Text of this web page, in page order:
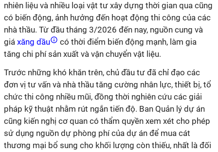
nhiên liệu và nhiều loại vật tư xây dựng thời gian qua cũng
có biến động, ảnh hưởng đến hoạt động thi công của các
nhà thầu. Từ đầu tháng 3/2026 đến nay, nguồn cung và
giá xăng dầu
có thời điểm biến động mạnh, làm gia
tăng chi phí sản xuất và vận chuyển vật liệu.
Trước những khó khăn trên, chủ đầu tư đã chỉ đạo các
đơn vị tư vấn và nhà thầu tăng cường nhân lực, thiết bị, tổ
chức thi công nhiều mũi, đồng thời nghiên cứu các giải
pháp kỹ thuật nhằm rút ngắn tiến độ. Ban Quản lý dự án
cũng kiến nghị cơ quan có thẩm quyền xem xét cho phép
sử dụng nguồn dự phòng phí của dự án để mua cát
thương mại bổ sung cho khối lượng còn thiếu, nhất là đối